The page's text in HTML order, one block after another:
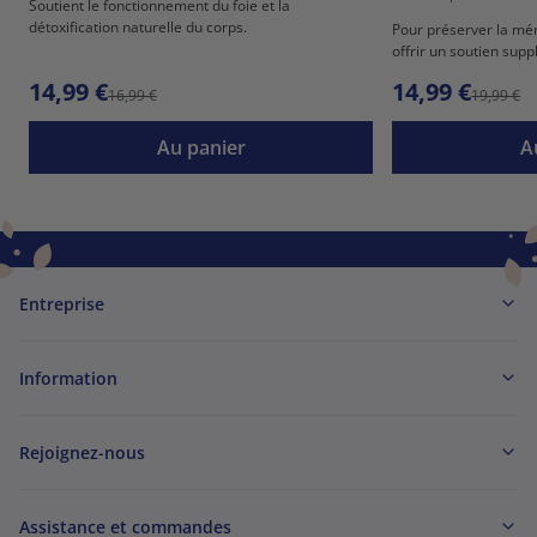
Soutient le fonctionnement du foie et la
détoxification naturelle du corps.
14,99 €16,99 €
Au panier
Pour préserver la
offrir un soutien
14,99 €19,99 €
Entreprise
Information
Rejoignez-nous
Assistance et commandes